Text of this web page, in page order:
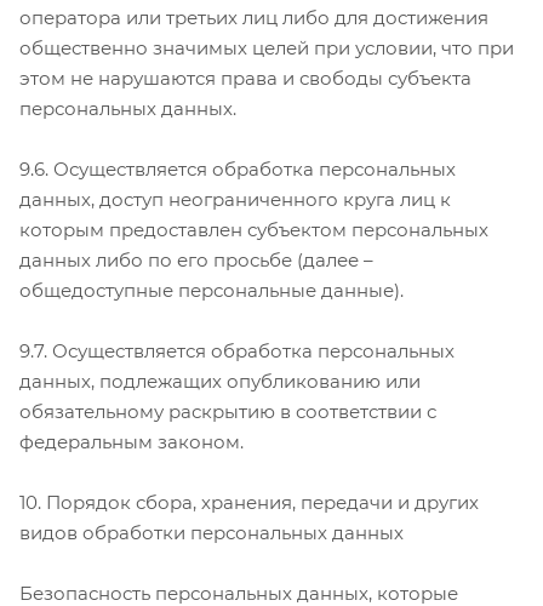
оператора или третьих лиц либо для достижения
общественно значимых целей при условии, что при
этом не нарушаются права и свободы субъекта
персональных данных.
9.6. Осуществляется обработка персональных
данных, доступ неограниченного круга лиц к
которым предоставлен субъектом персональных
данных либо по его просьбе (далее –
общедоступные персональные данные).
9.7. Осуществляется обработка персональных
данных, подлежащих опубликованию или
обязательному раскрытию в соответствии с
федеральным законом.
10. Порядок сбора, хранения, передачи и других
видов обработки персональных данных
Безопасность персональных данных, которые